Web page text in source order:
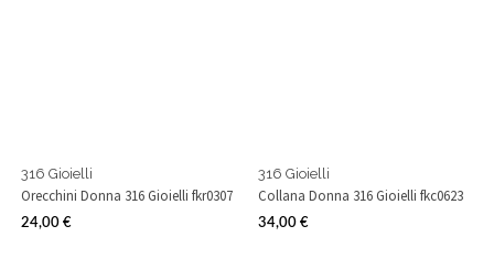
316 Gioielli
Orecchini Donna 316 Gioielli fkr0307
Prezzo
24,00 €
316 Gioielli
Collana Donna 316 Gioielli fkc0623
Prezzo
34,00 €